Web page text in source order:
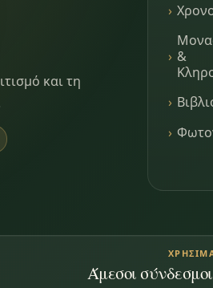
και τη
&
Άμεσοι